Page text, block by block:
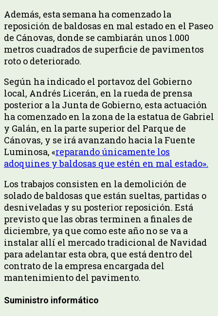
Además, esta semana ha comenzado la
reposición de baldosas en mal estado en el Paseo
de Cánovas, donde se cambiarán unos 1.000
metros cuadrados de superficie de pavimentos
roto o deteriorado.
Según ha indicado el portavoz del Gobierno
local, Andrés Licerán, en la rueda de prensa
posterior a la Junta de Gobierno, esta actuación
ha comenzado en la zona de la estatua de Gabriel
y Galán, en la parte superior del Parque de
Cánovas, y se irá avanzando hacia la Fuente
Luminosa, «reparando únicamente los
adoquines y baldosas que estén en mal estado».
Los trabajos consisten en la demolición de
solado de baldosas que están sueltas, partidas o
desniveladas y su posterior reposición. Está
previsto que las obras terminen a finales de
diciembre, ya que como este año no se va a
instalar allí el mercado tradicional de Navidad
para adelantar esta obra, que está dentro del
contrato de la empresa encargada del
mantenimiento del pavimento.
Suministro informático